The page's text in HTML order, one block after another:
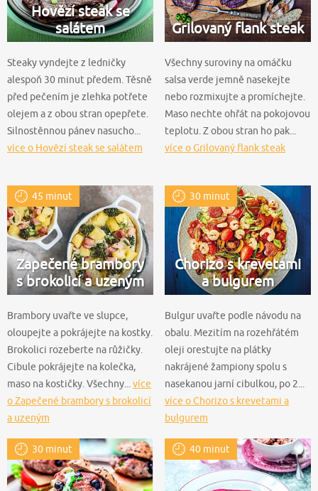
Hovězí steak se
salátem
Steaky vyndejte z ledničky
alespoň 30 minut předem. Těsně
před pečením je zlehka potřete
olejem a z obou stran opepřete.
Silnostěnnou pánev nasucho...
více o Hovězí steak se salátem
Grilovaný flank steak
Všechny suroviny na omáčku
salsa verde jemně nasekejte
nebo rozmixujte a promíchejte.
Maso nechte ohřát na pokojovou
teplotu. Z obou stran ho pak...
více o Grilovaný flank steak
45 minut
Zapečené brambory
s brokolicí a uzeným
Brambory uvařte ve slupce,
oloupejte a pokrájejte na kostky.
Brokolici rozeberte na růžičky.
Cibule pokrájejte na kolečka,
maso na kostičky. Všechny... více
o Zapečené brambory s brokolicí
a uzeným
30 minut
Chorizo s krevetami
a bulgurem
Bulgur uvařte podle návodu na
obalu. Mezitím na rozehřátém
oleji orestujte na plátky
nakrájené žampiony spolu s
nasekanou jarní cibulkou, po 2...
více o Chorizo s krevetami a
bulgurem
30 minut 40 minut